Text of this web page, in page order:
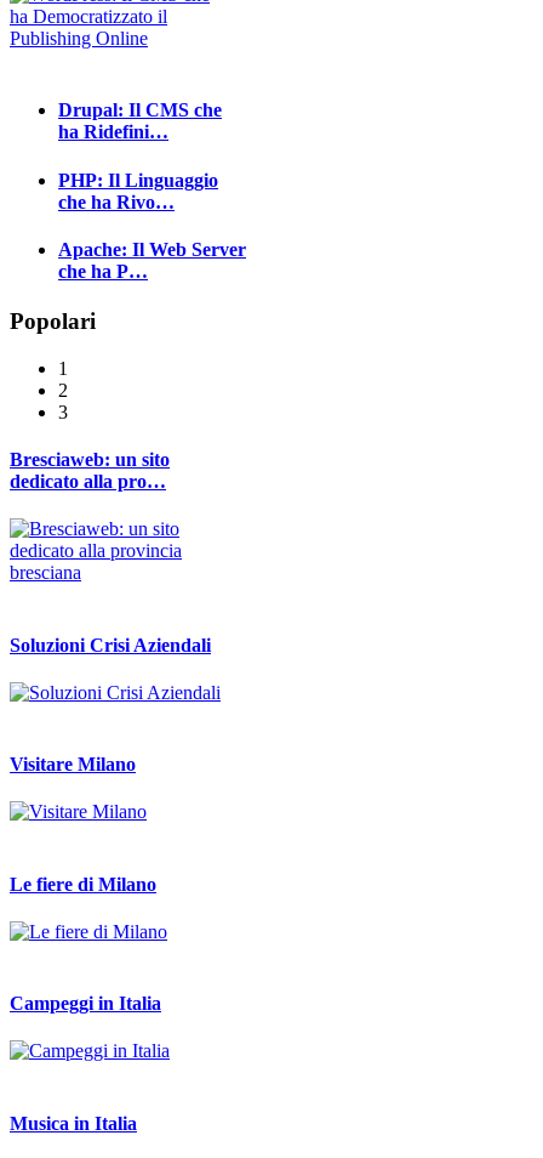
Drupal: Il CMS che
ha Ridefini…
PHP: Il Linguaggio
che ha Rivo…
Apache: Il Web Server
che ha P…
Popolari
1
2
3
Bresciaweb: un sito
dedicato alla pro…
Soluzioni Crisi Aziendali
Visitare Milano
Le fiere di Milano
Campeggi in Italia
Musica in Italia